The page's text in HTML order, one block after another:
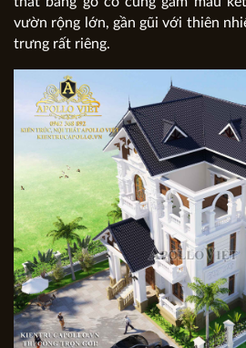
vườn rộng lớn, gần gũi với thiên
trưng rất riêng.